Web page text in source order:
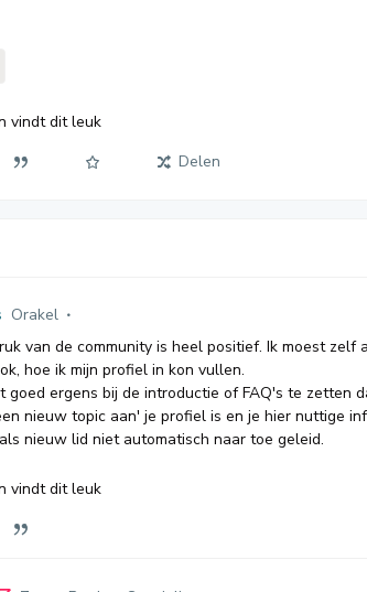
vindt dit leuk
Delen
Orakel
van de community is heel positief. Ik moest zelf
hoe ik mijn profiel in kon vullen.
goed ergens bij de introductie of FAQ's te zetten
nieuw topic aan' je profiel is en je hier nuttige
nieuw lid niet automatisch naar toe geleid.
vindt dit leuk